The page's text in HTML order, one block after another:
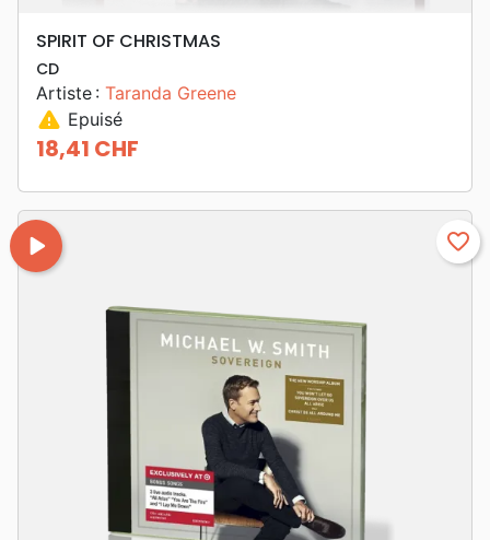
SPIRIT OF CHRISTMAS
CD
Artiste : Taranda Greene
warning Epuisé
Prix
18,41 CHF
play_arrow favorite_border